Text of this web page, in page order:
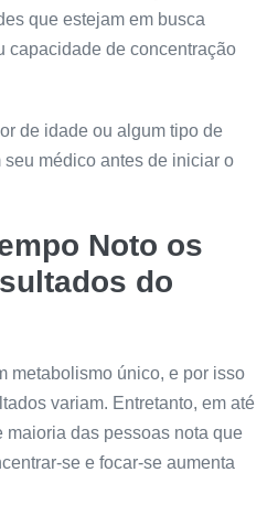
que estejam em busca
capacidade de concentração
de idade ou algum tipo de
médico antes de iniciar o
Noto os
do
metabolismo único, e por isso
variam. Entretanto, em até
maioria das pessoas nota que
se e focar-se aumenta